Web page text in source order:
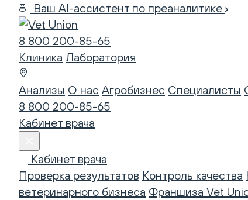
Ваш AI-ассистент по преаналитике
8 800 200-85-65
Клиника Лаборатория
Анализы О нас Агробизнес Специалисты
8 800 200-85-65
Кабинет врача
Кабинет врача
Проверка результатов Контроль качества
ветеринарного бизнеса Франшиза Vet